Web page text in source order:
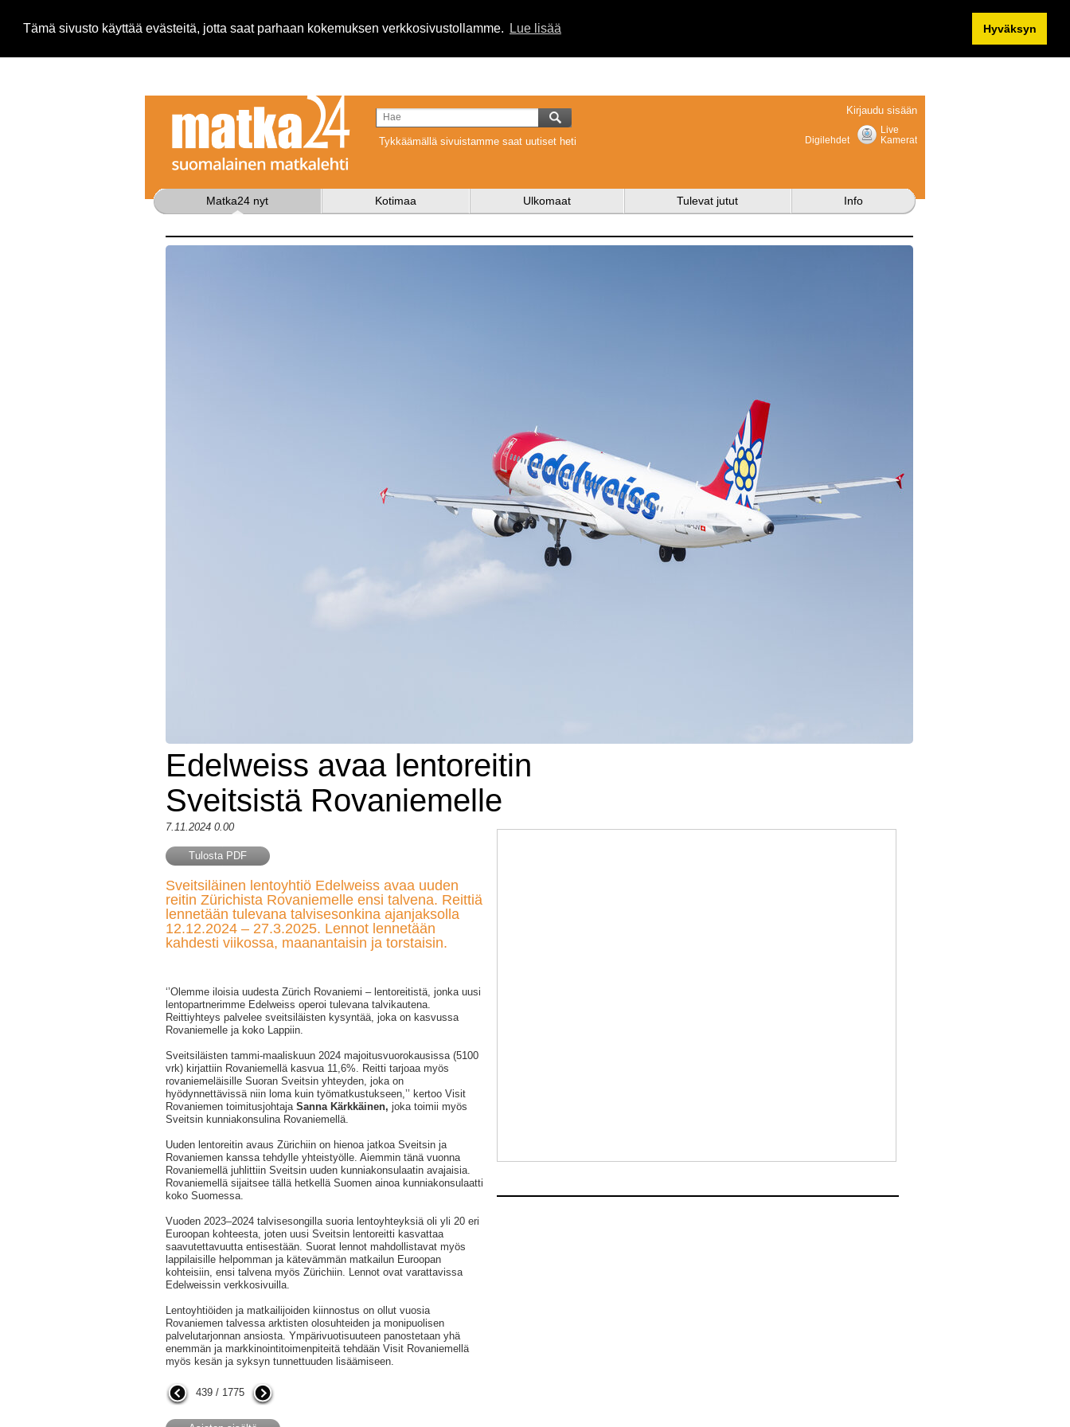
Tämä sivusto käyttää evästeitä, jotta saat parhaan kokemuksen verkkosivustollamme. Lue lisää Hyväksyn
Tykkäämällä sivuistamme saat uutiset heti
Kirjaudu sisään
Live
Kamerat
Digilehdet
Matka24 nyt Kotimaa Ulkomaat Tulevat jutut Info
Edelweiss avaa lentoreitin
Sveitsistä Rovaniemelle
7.11.2024 0.00
Tulosta PDF
Sveitsiläinen lentoyhtiö Edelweiss avaa uuden
reitin Zürichista Rovaniemelle ensi talvena. Reittiä
lennetään tulevana talvisesonkina ajanjaksolla
12.12.2024 – 27.3.2025. Lennot lennetään
kahdesti viikossa, maanantaisin ja torstaisin.
‘’Olemme iloisia uudesta Zürich Rovaniemi – lentoreitistä, jonka uusi
lentopartnerimme Edelweiss operoi tulevana talvikautena.
Reittiyhteys palvelee sveitsiläisten kysyntää, joka on kasvussa
Rovaniemelle ja koko Lappiin.
Sveitsiläisten tammi-maaliskuun 2024 majoitusvuorokausissa (5100
vrk) kirjattiin Rovaniemellä kasvua 11,6%. Reitti tarjoaa myös
rovaniemeläisille Suoran Sveitsin yhteyden, joka on
hyödynnettävissä niin loma kuin työmatkustukseen,’’ kertoo Visit
Rovaniemen toimitusjohtaja Sanna Kärkkäinen, joka toimii myös
Sveitsin kunniakonsulina Rovaniemellä.
Uuden lentoreitin avaus Zürichiin on hienoa jatkoa Sveitsin ja
Rovaniemen kanssa tehdylle yhteistyölle. Aiemmin tänä vuonna
Rovaniemellä juhlittiin Sveitsin uuden kunniakonsulaatin avajaisia.
Rovaniemellä sijaitsee tällä hetkellä Suomen ainoa kunniakonsulaatti
koko Suomessa.
Vuoden 2023–2024 talvisesongilla suoria lentoyhteyksiä oli yli 20 eri
Euroopan kohteesta, joten uusi Sveitsin lentoreitti kasvattaa
saavutettavuutta entisestään. Suorat lennot mahdollistavat myös
lappilaisille helpomman ja kätevämmän matkailun Euroopan
kohteisiin, ensi talvena myös Zürichiin. Lennot ovat varattavissa
Edelweissin verkkosivuilla.
Lentoyhtiöiden ja matkailijoiden kiinnostus on ollut vuosia
Rovaniemen talvessa arktisten olosuhteiden ja monipuolisen
palvelutarjonnan ansiosta. Ympärivuotisuuteen panostetaan yhä
enemmän ja markkinointitoimenpiteitä tehdään Visit Rovaniemellä
myös kesän ja syksyn tunnettuuden lisäämiseen.
439 / 1775